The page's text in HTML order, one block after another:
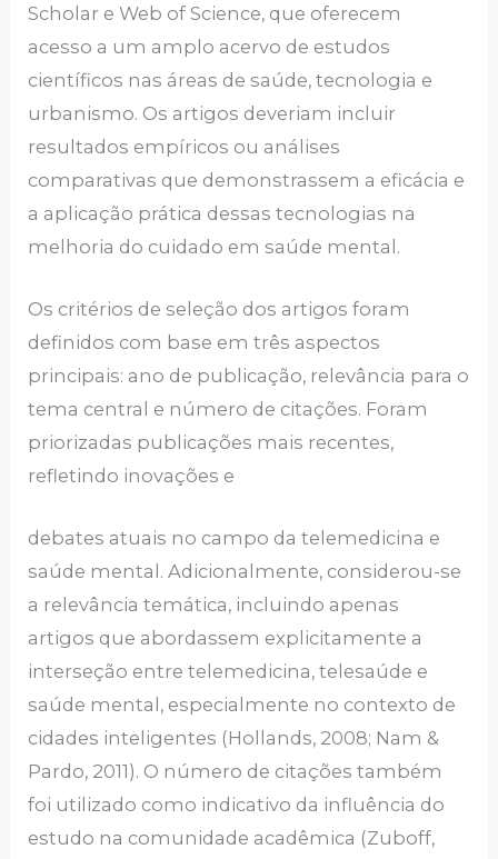
Scholar e Web of Science, que oferecem
acesso a um amplo acervo de estudos
científicos nas áreas de saúde, tecnologia e
urbanismo. Os artigos deveriam incluir
resultados empíricos ou análises
comparativas que demonstrassem a eficácia e
a aplicação prática dessas tecnologias na
melhoria do cuidado em saúde mental.
Os critérios de seleção dos artigos foram
definidos com base em três aspectos
principais: ano de publicação, relevância para o
tema central e número de citações. Foram
priorizadas publicações mais recentes,
refletindo inovações e
debates atuais no campo da telemedicina e
saúde mental. Adicionalmente, considerou-se
a relevância temática, incluindo apenas
artigos que abordassem explicitamente a
interseção entre telemedicina, telesaúde e
saúde mental, especialmente no contexto de
cidades inteligentes (Hollands, 2008; Nam &
Pardo, 2011). O número de citações também
foi utilizado como indicativo da influência do
estudo na comunidade acadêmica (Zuboff,